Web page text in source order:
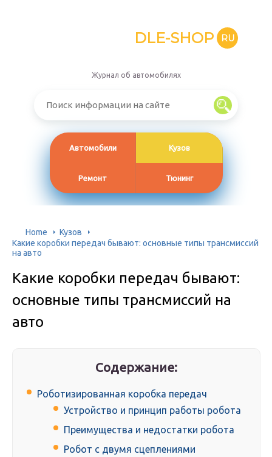
DLE-SHOP RU
Журнал об автомобилях
Автомобили Кузов
Ремонт Тюнинг
Home
Кузов
Какие коробки передач бывают: основные типы трансмиссий
на авто
Какие коробки передач бывают:
основные типы трансмиссий на
авто
Содержание:
Роботизированная коробка передач
Устройство и принцип работы робота
Преимущества и недостатки робота
Робот с двумя сцеплениями